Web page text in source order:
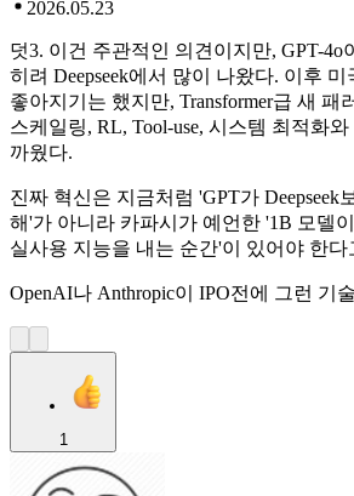
2026.05.23
덧3. 이건 주관적인 의견이지만, GPT-4o
히려 Deepseek에서 많이 나왔다. 이후 미
좋아지기는 했지만, Transformer급 새 패
스케일링, RL, Tool-use, 시스템 최적화
까웠다.
진짜 혁신은 지금처럼 'GPT가 Deepseek
해'가 아니라 카파시가 예언한 '1B 모델
실사용 지능을 내는 순간'이 있어야 한다
OpenAI나 Anthropic이 IPO전에 그런 기
1